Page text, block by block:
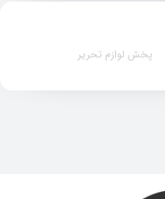
پخش لوازم تحریر